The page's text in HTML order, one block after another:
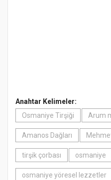
Anahtar Kelimeler:
Osmaniye Tirşiği
Arum
Amanos Dağları
tirşik çorbası osmaniye
osmaniye yöresel lezzetler